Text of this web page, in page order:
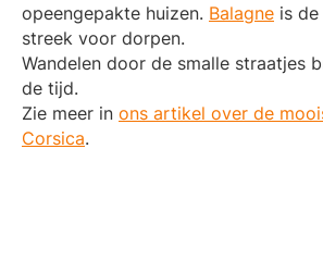
opeengepakte huizen. Balagne is
streek voor dorpen.
Wandelen door de smalle straatjes
de tijd.
Zie meer in ons artikel over de
Corsica.